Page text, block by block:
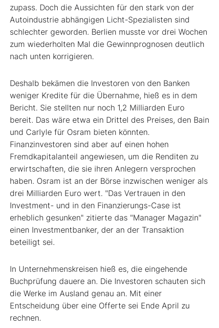
zupass. Doch die Aussichten für den stark von der
Autoindustrie abhängigen Licht-Spezialisten sind
schlechter geworden. Berlien musste vor drei Wochen
zum wiederholten Mal die Gewinnprognosen deutlich
nach unten korrigieren.
Deshalb bekämen die Investoren von den Banken
weniger Kredite für die Übernahme, hieß es in dem
Bericht. Sie stellten nur noch 1,2 Milliarden Euro
bereit. Das wäre etwa ein Drittel des Preises, den Bain
und Carlyle für Osram bieten könnten.
Finanzinvestoren sind aber auf einen hohen
Fremdkapitalanteil angewiesen, um die Renditen zu
erwirtschaften, die sie ihren Anlegern versprochen
haben. Osram ist an der Börse inzwischen weniger als
drei Milliarden Euro wert. "Das Vertrauen in den
Investment- und in den Finanzierungs-Case ist
erheblich gesunken" zitierte das "Manager Magazin"
einen Investmentbanker, der an der Transaktion
beteiligt sei.
In Unternehmenskreisen hieß es, die eingehende
Buchprüfung dauere an. Die Investoren schauten sich
die Werke im Ausland genau an. Mit einer
Entscheidung über eine Offerte sei Ende April zu
rechnen.